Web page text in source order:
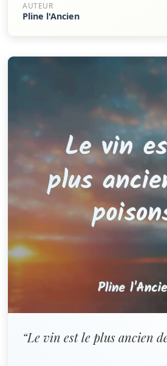
AUTEUR
Pline l'Ancien
“Le vin est le plus ancien